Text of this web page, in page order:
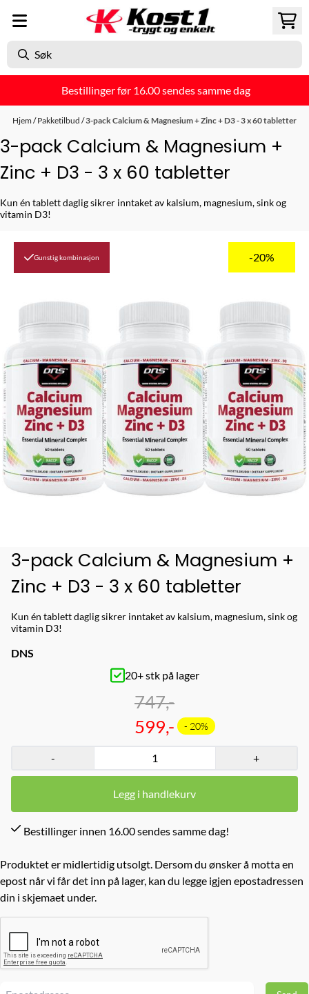
Hopp til innhold
Bestillinger før 16.00 sendes samme dag
Hjem/Pakketilbud /3-pack Calcium & Magnesium + Zinc + D3 - 3 x 60 tabletter
3-pack Calcium & Magnesium +
Zinc + D3 - 3 x 60 tabletter
Kun én tablett daglig sikrer inntaket av kalsium, magnesium, sink og
vitamin D3!
-20%
Gunstig kombinasjon
3-pack Calcium & Magnesium +
Zinc + D3 - 3 x 60 tabletter
Kun én tablett daglig sikrer inntaket av kalsium, magnesium, sink og
vitamin D3!
DNS
20+ stk på lager
599,-
747,-
- 20%
- +
Legg i handlekurv
Bestillinger innen 16.00 sendes samme dag!
Produktet er midlertidig utsolgt. Dersom du ønsker å motta en
epost når vi får det inn på lager, kan du legge igjen epostadressen
din i skjemaet under.